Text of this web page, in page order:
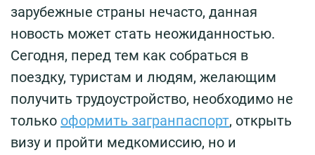
зарубежные страны нечасто, данная
новость может стать неожиданностью.
Сегодня, перед тем как собраться в
поездку, туристам и людям, желающим
получить трудоустройство, необходимо не
только оформить загранпаспорт, открыть
визу и пройти медкомиссию, но и